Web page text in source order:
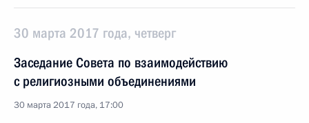
30 марта 2017 года, четверг
Заседание Совета по взаимодействию
с религиозными объединениями
30 марта 2017 года, 17:00